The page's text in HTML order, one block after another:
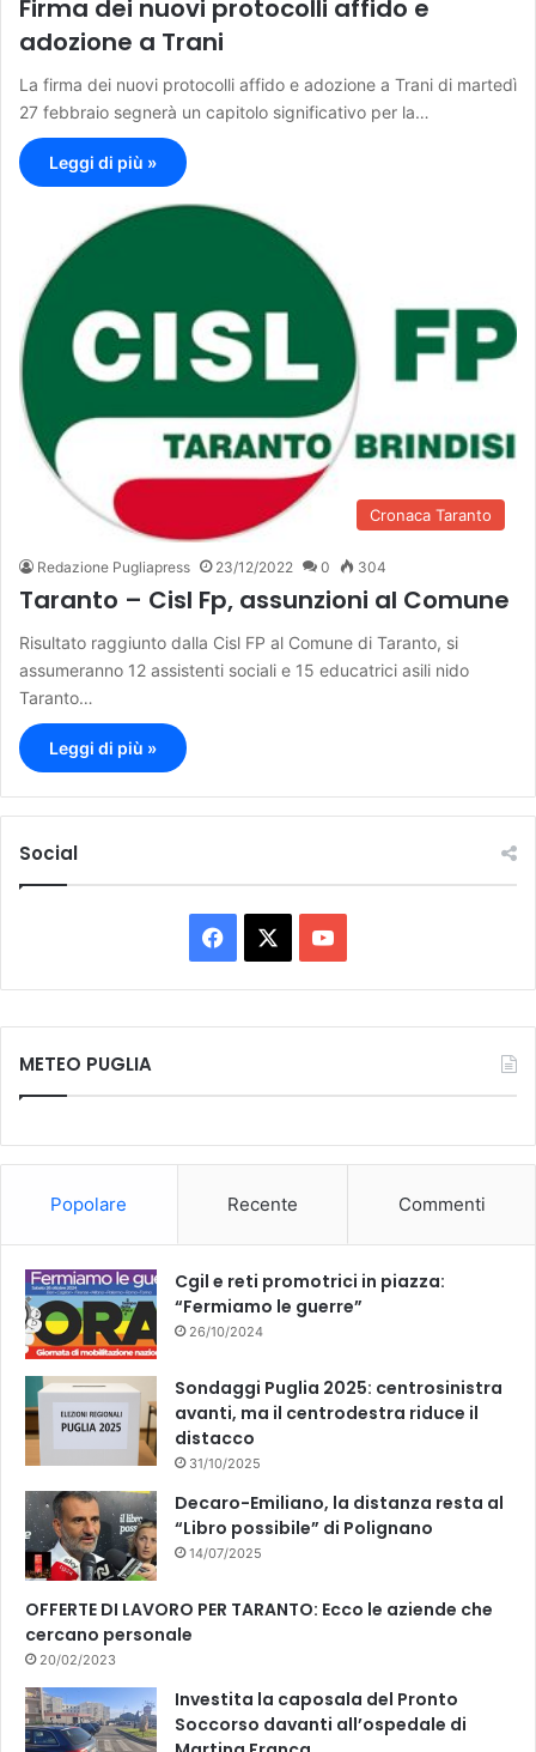
Firma dei nuovi protocolli affido e
adozione a Trani
La firma dei nuovi protocolli affido e adozione a Trani di martedì
27 febbraio segnerà un capitolo significativo per la…
Leggi di più »
Cronaca Taranto
Redazione Pugliapress 23/12/2022 0 304
Taranto – Cisl Fp, assunzioni al Comune
Risultato raggiunto dalla Cisl FP al Comune di Taranto, si
assumeranno 12 assistenti sociali e 15 educatrici asili nido
Taranto…
Leggi di più »
Social
a
c
k
o
u
METEO PUGLIA
Popolare Recente Commenti
Cgil e reti promotrici in piazza:
“Fermiamo le guerre”
26/10/2024
Sondaggi Puglia 2025: centrosinistra
avanti, ma il centrodestra riduce il
distacco
31/10/2025
Decaro-Emiliano, la distanza resta al
“Libro possibile” di Polignano
14/07/2025
OFFERTE DI LAVORO PER TARANTO: Ecco le aziende che
cercano personale
20/02/2023
Investita la caposala del Pronto
Soccorso davanti all’ospedale di